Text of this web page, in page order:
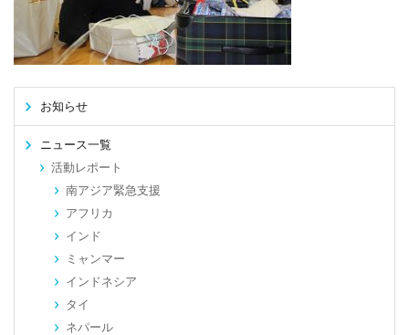
お知らせ
ニュース一覧
活動レポート
南アジア緊急支援
アフリカ
インド
ミャンマー
インドネシア
タイ
ネパール